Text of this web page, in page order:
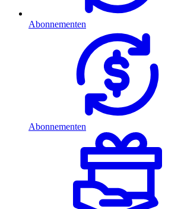
Abonnementen
Abonnementen